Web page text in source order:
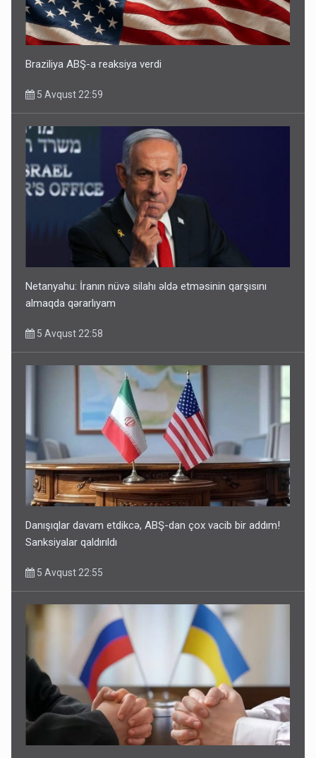
Braziliya ABŞ-a reaksiya verdi
5 Avqust 22:59
Netanyahu: İranın nüvə silahı əldə etməsinin qarşısını
almaqda qərarlıyam
5 Avqust 22:58
Danışıqlar davam etdikcə, ABŞ-dan çox vacib bir addım!
Sanksiyalar qaldırıldı
5 Avqust 22:55